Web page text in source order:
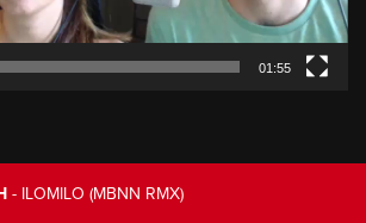
- ILOMILO (MBNN RMX)
01:55